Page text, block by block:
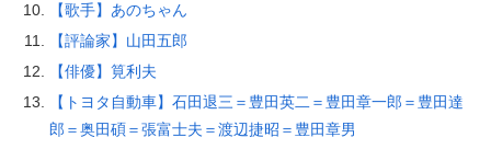
【歌手】あのちゃん
【評論家】山田五郎
【俳優】筧利夫
【トヨタ自動車】石田退三＝豊田英二＝豊田章一郎＝豊田達
郎＝奥田碩＝張富士夫＝渡辺捷昭＝豊田章男